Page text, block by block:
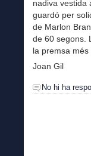
nadiva vestida
guardó per
de Marlon
de 60 segons.
la premsa més
Joan Gil
No hi ha